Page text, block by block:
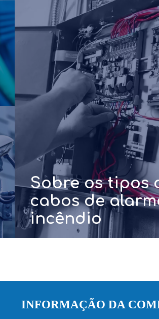
Sobre os tipos
cabos de
incêndio
INFORMAÇÃO DA